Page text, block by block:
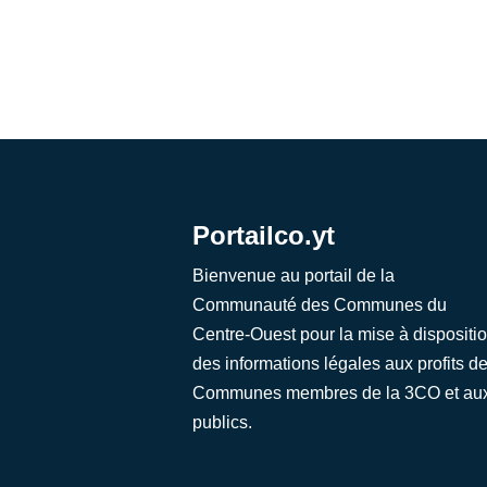
Portailco.yt
Bienvenue au portail de la
Communauté des Communes du
Centre-Ouest pour la mise à
des informations légales aux profits
Communes membres de la 3CO et
publics.